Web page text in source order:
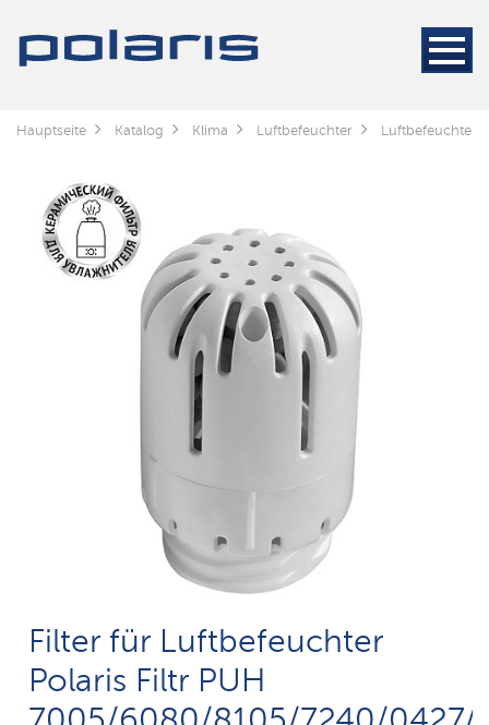
Hauptseite Katalog Klima Luftbefeuchter Luftbefeuchter
Filter für Luftbefeuchter
Polaris Filtr PUH